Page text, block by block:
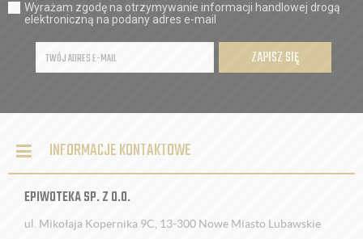
Wyrażam zgodę na otrzymywanie informacji handlowej drogą
elektroniczną na podany adres e-mail
ZAPISZ SIĘ
INFORMACJE KONTAKTOWE
EPIWOTEKA SP. Z O.O.
ul. Mikołaja Kopernika 9C, 13-300 Nowe Miasto Lubawskie